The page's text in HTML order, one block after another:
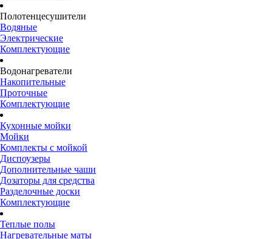
Полотенцесушители
Водяные
Электрические
Комплектующие
Водонагреватели
Накопительные
Проточные
Комплектующие
Кухонные мойки
Мойки
Комплекты с мойкой
Диспоузеры
Дополнительные чаши
Дозаторы для средства
Разделочные доски
Комплектующие
Теплые полы
Нагревательные маты